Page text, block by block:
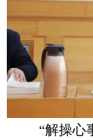
“解操心